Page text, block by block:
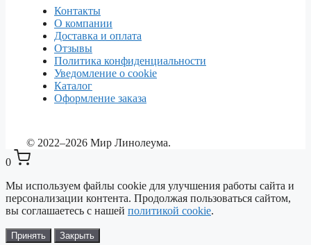
Контакты
О компании
Доставка и оплата
Отзывы
Политика конфиденциальности
Уведомление о cookie
Каталог
Оформление заказа
© 2022–2026 Мир Линолеума.
0
Выберите ваш город
Сейчас: Красноярск
✕
Мы используем файлы cookie для улучшения работы сайта и
персонализации контента. Продолжая пользоваться сайтом,
вы соглашаетесь с нашей политикой cookie.
Принять Закрыть